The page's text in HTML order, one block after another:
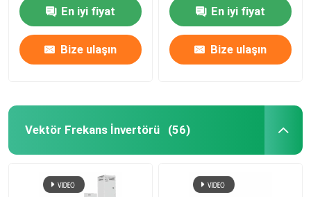
En iyi fiyat
Bize ulaşın
En iyi fiyat
Bize ulaşın
Vektör Frekans İnvertörü (56)